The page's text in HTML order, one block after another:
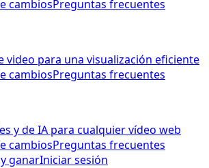
cambiosPreguntas frecuentes
video para una visualización eficiente
cambiosPreguntas frecuentes
y de IA para cualquier vídeo web
cambiosPreguntas frecuentes
ganarIniciar sesión